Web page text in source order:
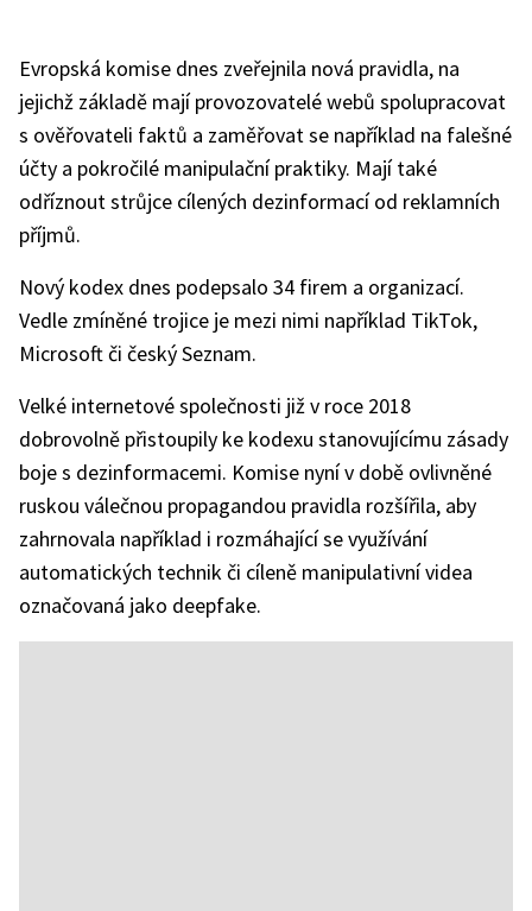
Evropská komise dnes zveřejnila nová pravidla, na
jejichž základě mají provozovatelé webů spolupracovat
s ověřovateli faktů a zaměřovat se například na falešné
účty a pokročilé manipulační praktiky. Mají také
odříznout strůjce cílených dezinformací od reklamních
příjmů.
Nový kodex dnes podepsalo 34 firem a organizací.
Vedle zmíněné trojice je mezi nimi například TikTok,
Microsoft či český Seznam.
Velké internetové společnosti již v roce 2018
dobrovolně přistoupily ke kodexu stanovujícímu zásady
boje s dezinformacemi. Komise nyní v době ovlivněné
ruskou válečnou propagandou pravidla rozšířila, aby
zahrnovala například i rozmáhající se využívání
automatických technik či cíleně manipulativní videa
označovaná jako deepfake.